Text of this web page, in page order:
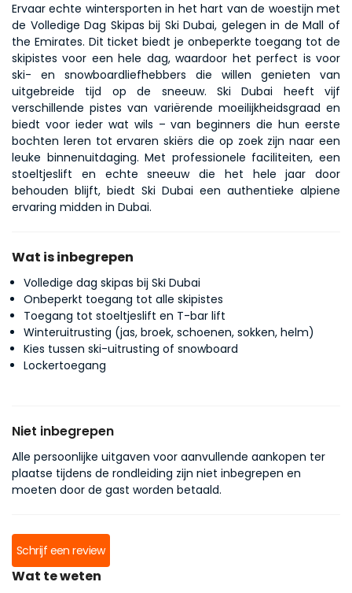
Ervaar echte wintersporten in het hart van de woestijn met
de Volledige Dag Skipas bij Ski Dubai, gelegen in de Mall of
the Emirates. Dit ticket biedt je onbeperkte toegang tot de
skipistes voor een hele dag, waardoor het perfect is voor
ski- en snowboardliefhebbers die willen genieten van
uitgebreide tijd op de sneeuw. Ski Dubai heeft vijf
verschillende pistes van variërende moeilijkheidsgraad en
biedt voor ieder wat wils – van beginners die hun eerste
bochten leren tot ervaren skiërs die op zoek zijn naar een
leuke binnenuitdaging. Met professionele faciliteiten, een
stoeltjeslift en echte sneeuw die het hele jaar door
behouden blijft, biedt Ski Dubai een authentieke alpiene
ervaring midden in Dubai.
Wat is inbegrepen
Volledige dag skipas bij Ski Dubai
Onbeperkt toegang tot alle skipistes
Toegang tot stoeltjeslift en T-bar lift
Winteruitrusting (jas, broek, schoenen, sokken, helm)
Kies tussen ski-uitrusting of snowboard
Lockertoegang
Niet inbegrepen
Alle persoonlijke uitgaven voor aanvullende aankopen ter
plaatse tijdens de rondleiding zijn niet inbegrepen en
moeten door de gast worden betaald.
Schrijf een review
Wat te weten